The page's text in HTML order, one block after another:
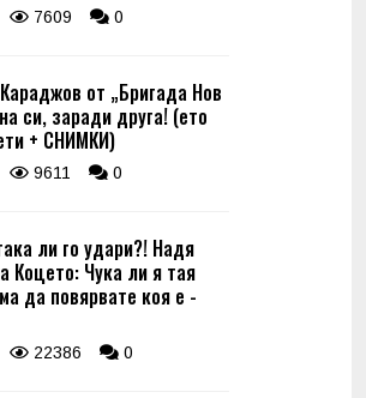
7609 0
от „Бригада Нов
си, заради друга! (ето
+ СНИМКИ)
9611 0
ли го удари?! Надя
Коцето: Чука ли я тая
да повярвате коя е -
22386 0